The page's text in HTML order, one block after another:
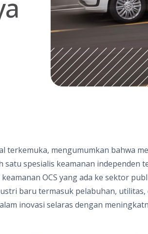
terkemuka, mengumumkan bahwa
satu spesialis keamanan independen
OCS yang ada ke sektor
baru termasuk pelabuhan,
inovasi selaras dengan